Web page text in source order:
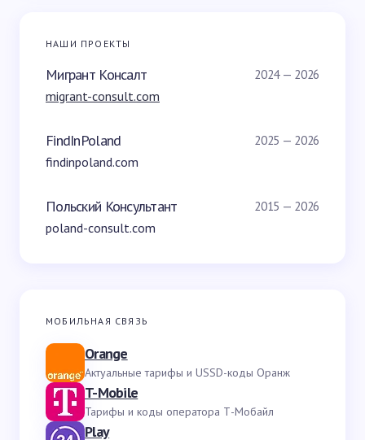
НАШИ ПРОЕКТЫ
Мигрант Консалт 2024 — 2026
migrant-consult.com
FindInPoland 2025 — 2026
findinpoland.com
Польский Консультант 2015 — 2026
poland-consult.com
МОБИЛЬНАЯ СВЯЗЬ
Orange
Актуальные тарифы и USSD-коды Оранж
T-Mobile
Тарифы и коды оператора Т-Мобайл
Play